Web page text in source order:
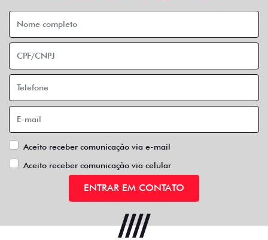
Aceito receber comunicação via e-mail
Aceito receber comunicação via celular
ENTRAR EM CONTATO